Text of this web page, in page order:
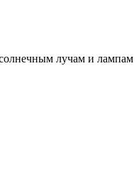
лучам и лампам